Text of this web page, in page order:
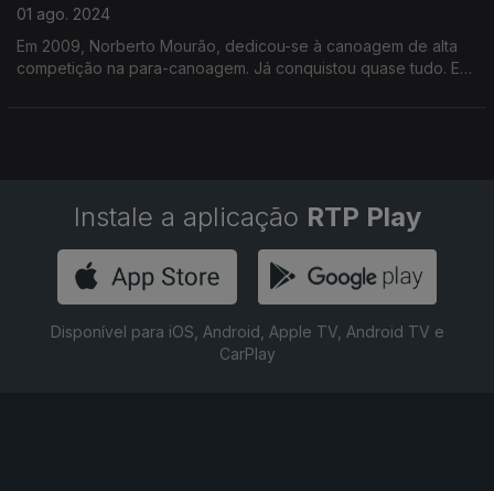
01 ago. 2024
Em 2009, Norberto Mourão, dedicou-se à canoagem de alta
competição na para-canoagem. Já conquistou quase tudo. Em
Instale a aplicação RTP Play
Disponível para iOS, Android, Apple TV, Android TV e
CarPlay